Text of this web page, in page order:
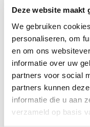
Deze website maakt
We gebruiken
personaliseren, om
en om ons
informatie over uw
partners voor social
partners kunnen
informatie die u aan
verzameld op basis
Verweer
De man verweert
‘tegen beter
buldog de
honden op tijd uit
Uit opgevraagde